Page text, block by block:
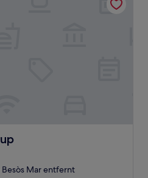
Mar entfernt